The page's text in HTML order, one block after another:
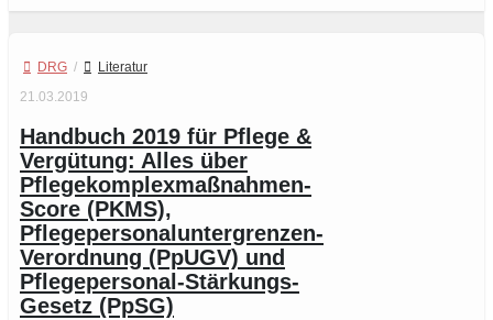
DRG /
Literatur
21.03.2019
Handbuch 2019 für Pflege &
Vergütung: Alles über
Pflegekomplexmaßnahmen-
Score (PKMS),
Pflegepersonaluntergrenzen-
Verordnung (PpUGV) und
Pflegepersonal-Stärkungs-
Gesetz (PpSG)